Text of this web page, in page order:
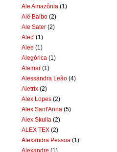
Ale Amazônia (1)
Alê Balbo (2)
Ale Sater (2)
Alec' (1)
Alee (1)
Alegórica (1)
Alemar (1)
Alessandra Leão (4)
Aletrix (2)
Alex Lopes (2)
Alex Sant'Anna (5)
Alex Skulla (2)
ALEX TEX (2)
Alexandra Pessoa (1)
Alexandre (1)